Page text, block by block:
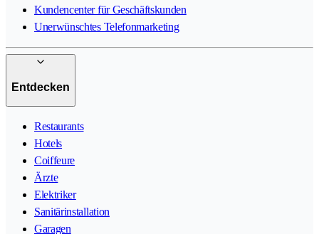
Kundencenter für Geschäftskunden
Unerwünschtes Telefonmarketing
Entdecken
Restaurants
Hotels
Coiffeure
Ärzte
Elektriker
Sanitärinstallation
Garagen